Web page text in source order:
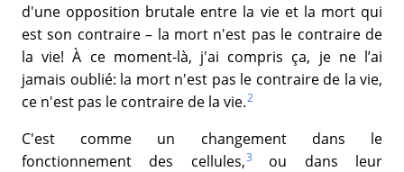
d'une opposition brutale entre la vie et la mort qui
est son contraire – la mort n'est pas le contraire de
la vie! À ce moment-là, j'ai compris ça, je ne l’ai
jamais oublié: la mort n'est pas le contraire de la vie,
ce n'est pas le contraire de la vie.2
C'est comme un changement dans le
fonctionnement des cellules,3ou dans leur